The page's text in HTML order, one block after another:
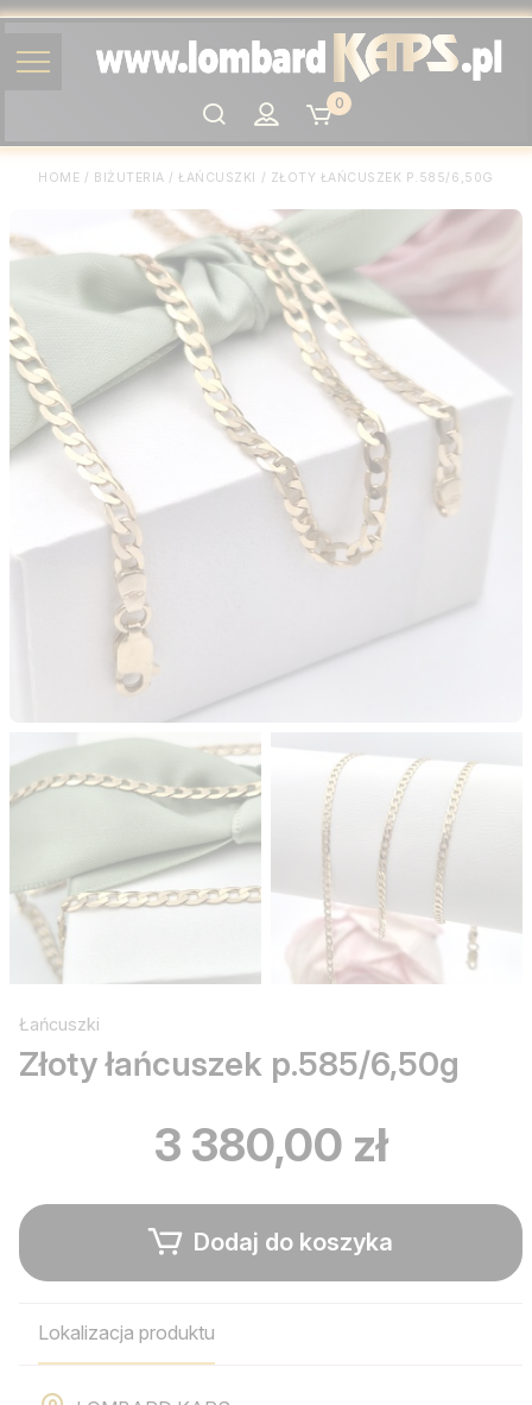
Szukaj
0
HOME / BIŻUTERIA /ŁAŃCUSZKI / ZŁOTY ŁAŃCUSZEK P.585/6,50G
Łańcuszki
Złoty łańcuszek p.585/6,50g
3 380,00 zł
Dodaj do koszyka
Lokalizacja produktu